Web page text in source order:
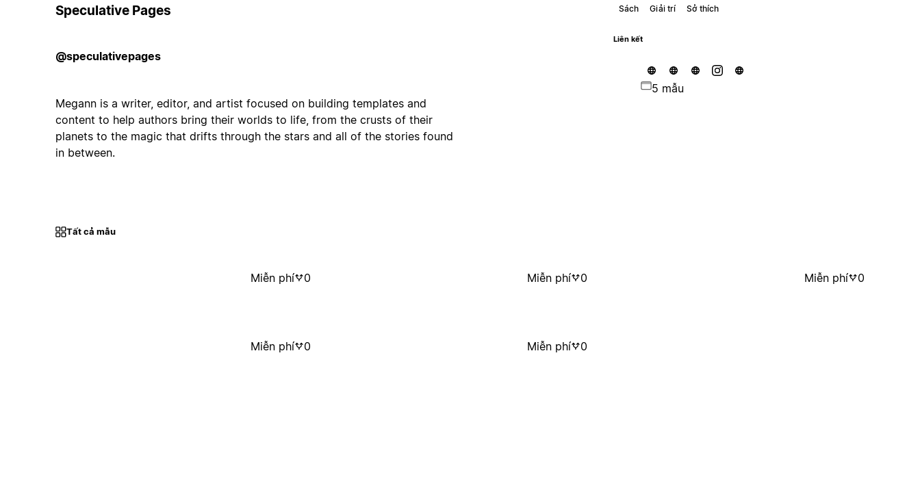
Speculative Pages
@speculativepages
Megann is a writer, editor, and artist focused on building templates and
content to help authors bring their worlds to life, from the crusts of their
planets to the magic that drifts through the stars and all of the stories found
in between.
Sách Giải trí Sở thích
Liên kết
5 mẫu
Tất cả mẫu
Miễn phí 0 Miễn phí 0 Miễn phí 0
Miễn phí 0 Miễn phí 0